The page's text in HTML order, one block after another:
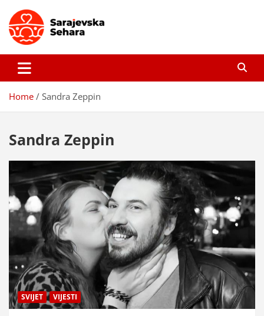
content
Sarajevska sehara
Home Sandra Zeppin
Sandra Zeppin
SVIJET VIJESTI